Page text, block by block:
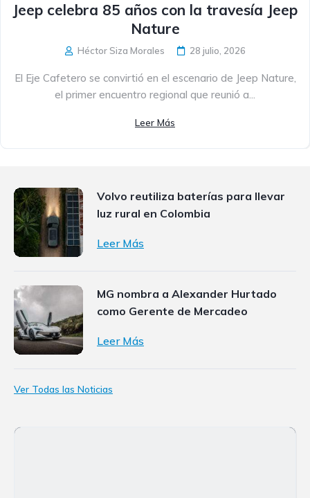
Jeep celebra 85 años con la travesía Jeep
Nature
Héctor Siza Morales 28 julio, 2026
El Eje Cafetero se convirtió en el escenario de Jeep Nature,
el primer encuentro regional que reunió a...
Leer Más
Volvo reutiliza baterías para llevar
luz rural en Colombia
Leer Más
MG nombra a Alexander Hurtado
como Gerente de Mercadeo
Leer Más
Ver Todas las Noticias